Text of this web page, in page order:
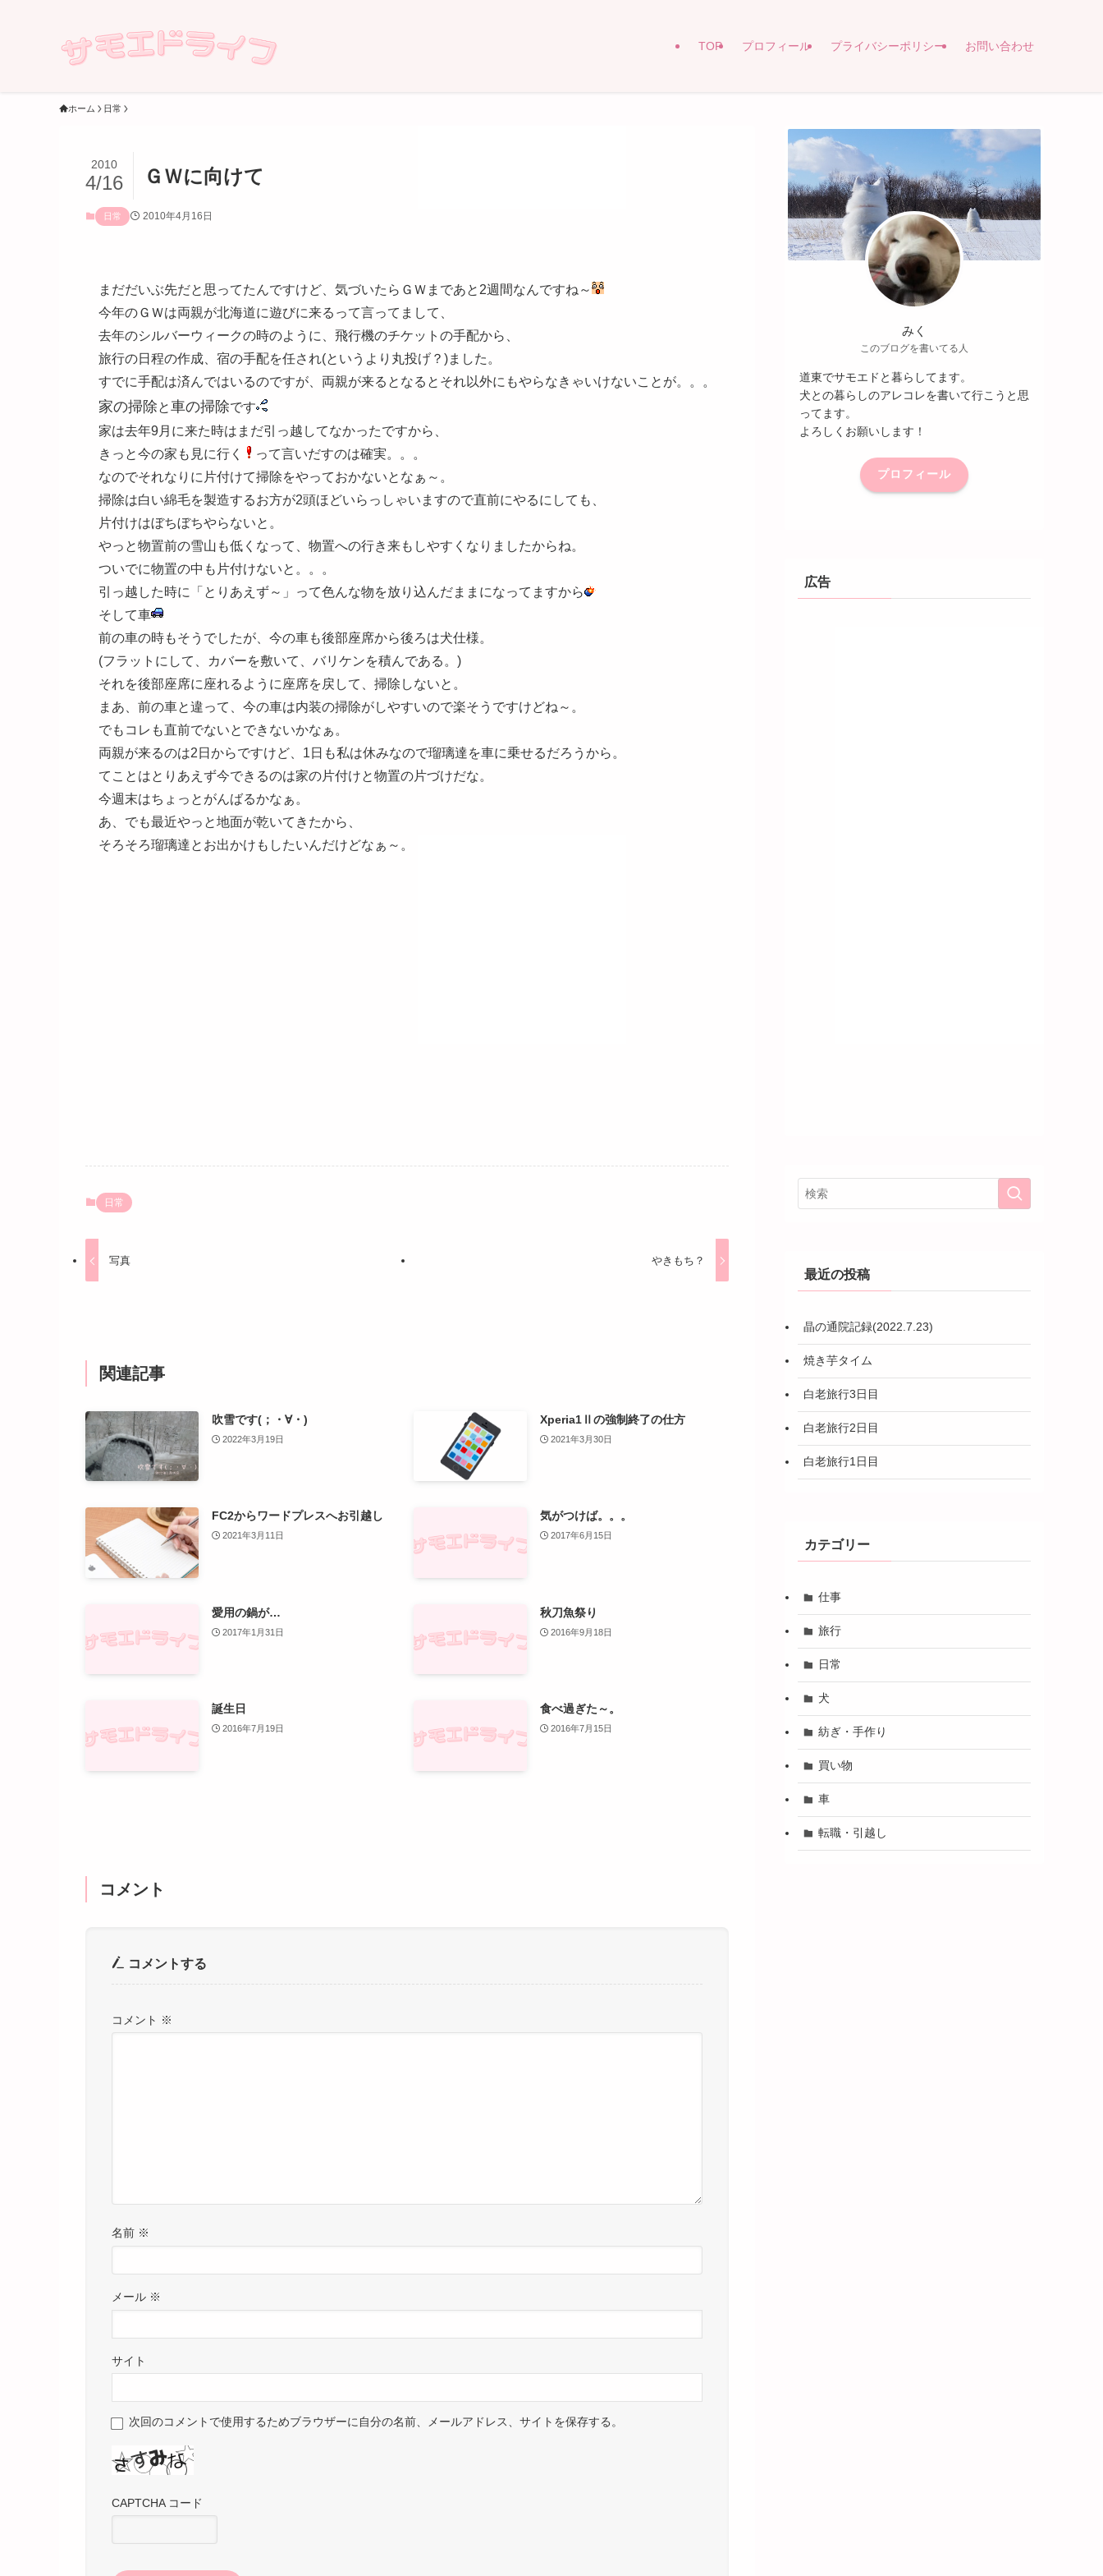
TOP プロフィール プライバシーポリシー お問い合わせ
ホーム 日常
ＧＷに向けて
2010
4/16
日常 2010年4月16日
まだだいぶ先だと思ってたんですけど、気づいたらＧＷまであと2週間なんですね～
今年のＧＷは両親が北海道に遊びに来るって言ってまして、
去年のシルバーウィークの時のように、飛行機のチケットの手配から、
旅行の日程の作成、宿の手配を任され(というより丸投げ？)ました。
すでに手配は済んではいるのですが、両親が来るとなるとそれ以外にもやらなきゃいけないことが。。。
家の掃除と車の掃除です
家は去年9月に来た時はまだ引っ越してなかったですから、
きっと今の家も見に行く
って言いだすのは確実。。。
なのでそれなりに片付けて掃除をやっておかないとなぁ～。
掃除は白い綿毛を製造するお方が2頭ほどいらっしゃいますので直前にやるにしても、
片付けはぼちぼちやらないと。
やっと物置前の雪山も低くなって、物置への行き来もしやすくなりましたからね。
ついでに物置の中も片付けないと。。。
引っ越した時に「とりあえず～」って色んな物を放り込んだままになってますから
そして車
前の車の時もそうでしたが、今の車も後部座席から後ろは犬仕様。
(フラットにして、カバーを敷いて、バリケンを積んである。)
それを後部座席に座れるように座席を戻して、掃除しないと。
まあ、前の車と違って、今の車は内装の掃除がしやすいので楽そうですけどね～。
でもコレも直前でないとできないかなぁ。
両親が来るのは2日からですけど、1日も私は休みなので瑠璃達を車に乗せるだろうから。
てことはとりあえず今できるのは家の片付けと物置の片づけだな。
今週末はちょっとがんばるかなぁ。
あ、でも最近やっと地面が乾いてきたから、
そろそろ瑠璃達とお出かけもしたいんだけどなぁ～。
日常
写真 やきもち？
関連記事
吹雪です(；・∀・)
2022年3月19日
Xperia1Ⅱの強制終了の仕方
2021年3月30日
FC2からワードプレスへお引越し
2021年3月11日
気がつけば。。。
2017年6月15日
愛用の鍋が…
2017年1月31日
秋刀魚祭り
2016年9月18日
誕生日
2016年7月19日
食べ過ぎた～。
2016年7月15日
コメント
コメントする
コメント ※
名前 ※
メール ※
サイト
次回のコメントで使用するためブラウザーに自分の名前、メールアドレス、サイトを保存する。
CAPTCHA コード
みく
このブログを書いてる人
道東でサモエドと暮らしてます。
犬との暮らしのアレコレを書いて行こうと思
ってます。
よろしくお願いします！
プロフィール
広告
最近の投稿
晶の通院記録(2022.7.23)
焼き芋タイム
白老旅行3日目
白老旅行2日目
白老旅行1日目
カテゴリー
仕事
旅行
日常
犬
紡ぎ・手作り
買い物
車
転職・引越し